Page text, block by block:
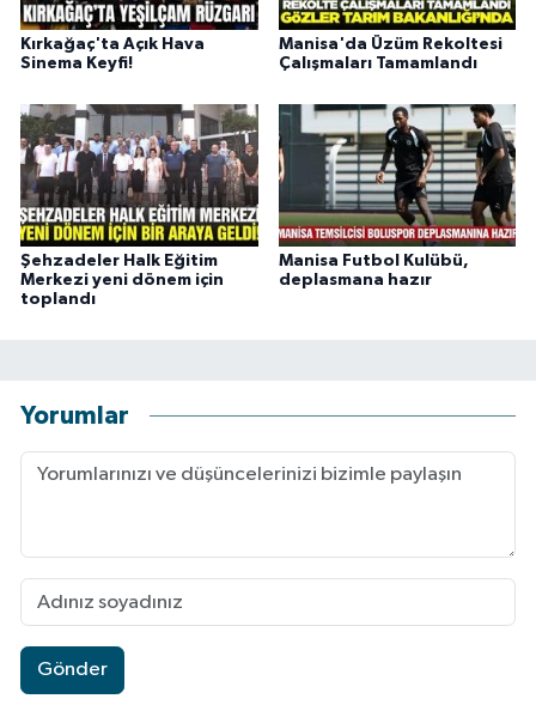
Kırkağaç'ta Açık Hava
Sinema Keyfi!
Manisa'da Üzüm Rekoltesi
Çalışmaları Tamamlandı
Şehzadeler Halk Eğitim
Merkezi yeni dönem için
toplandı
Manisa Futbol Kulübü,
deplasmana hazır
Yorumlar
Gönder